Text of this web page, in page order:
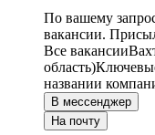
По вашему
вакансии.
Все вакансии
область)
названии
В мессенджер
На почту